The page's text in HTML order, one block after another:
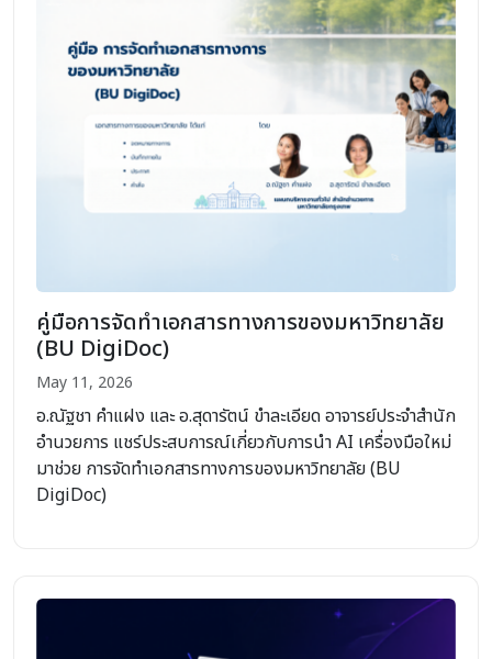
คู่มือการจัดทำเอกสารทางการของมหาวิทยาลัย
(BU DigiDoc)
May 11, 2026
อ.ณัฐชา คำแฝง และ อ.สุดารัตน์ ขำละเอียด อาจารย์ประจำสำนัก
อำนวยการ แชร์ประสบการณ์เกี่ยวกับการนำ AI เครื่องมือใหม่
มาช่วย การจัดทำเอกสารทางการของมหาวิทยาลัย (BU
DigiDoc)